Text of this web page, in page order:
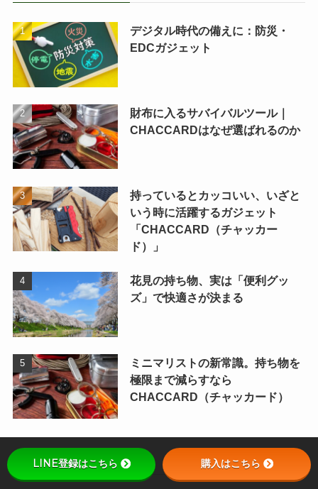
デジタル時代の備えに：防災・
EDCガジェット
財布に入るサバイバルツール｜
CHACCARDはなぜ選ばれるのか
持っているとカッコいい、いざと
いう時に活躍するガジェット
「CHACCARD（チャッカー
ド）」
花見の持ち物、実は「便利グッ
ズ」で快適さが決まる
ミニマリストの新常識。持ち物を
極限まで減らすなら
CHACCARD（チャッカード）
カテゴリー
LINE登録はこちら 購入はこちら